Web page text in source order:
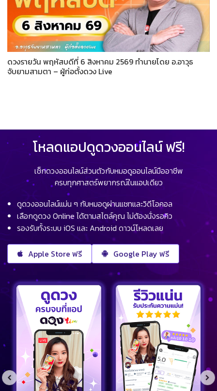
ดวงรายวัน พฤหัสบดีที่ 6 สิงหาคม 2569 ทำนายโดย อ.อาวุธ
จับยามสามตา – ผู้ก่อตั้งดวง Live
โหลดแอปดูดวงออนไลน์ ฟรี!
เช็กดวงออนไลน์ส่วนตัวกับหมอดูออนไลน์มืออาชีพ
ครบทุกศาสตร์พยากรณ์ในแอปเดียว
ดูดวงออนไลน์แม่น ๆ กับหมอดูผ่านแชทและวิดีโอคอล
เลือกดูดวง Online ได้ตามสไตล์คุณ ไม่ต้องนั่งรอคิว
รองรับทั้งระบบ iOS และ Android ดาวน์โหลดเลย
Apple Store ฟรี Google Play ฟรี